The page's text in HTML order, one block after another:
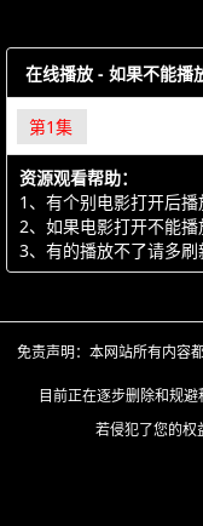
在线播放 - 如果不能播
第1集
资源观看帮助：
1、有个别电影打开后播
2、如果电影打开不能播
3、有的播放不了请多刷
免责声明：本网站所有内容
目前正在逐步删除和规避
若侵犯了您的权